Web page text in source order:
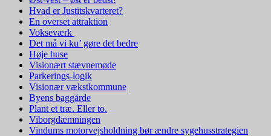
Hvad er Justitskvarteret?
En overset attraktion
Vokseværk
Det må vi ku’ gøre det bedre
Høje huse
Visionært stævnemøde
Parkerings-logik
Visionær vækstkommune
Byens baggårde
Plant et træ. Eller to.
Viborgdæmningen
Vindums motorvejsholdning bør ændre sygehusstrategien